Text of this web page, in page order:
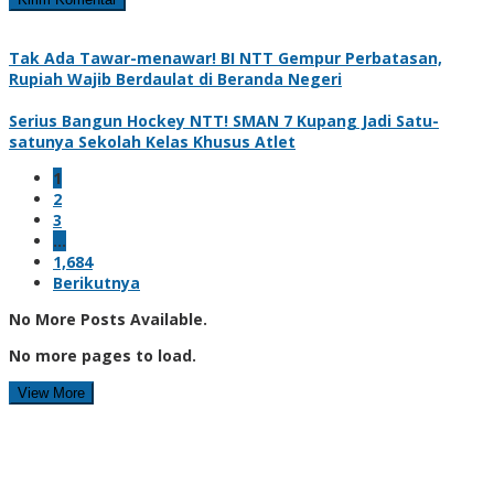
Tak Ada Tawar-menawar! BI NTT Gempur Perbatasan,
Rupiah Wajib Berdaulat di Beranda Negeri
Serius Bangun Hockey NTT! SMAN 7 Kupang Jadi Satu-
satunya Sekolah Kelas Khusus Atlet
1
2
3
…
1,684
Berikutnya
No More Posts Available.
No more pages to load.
View More